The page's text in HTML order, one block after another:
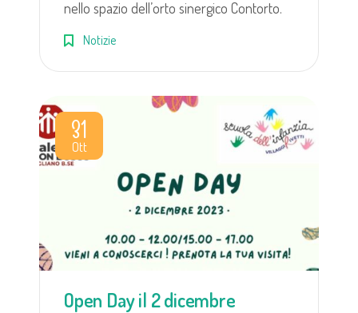
nello spazio dell’orto sinergico Contorto.
Notizie
31
Ott
Open Day il 2 dicembre